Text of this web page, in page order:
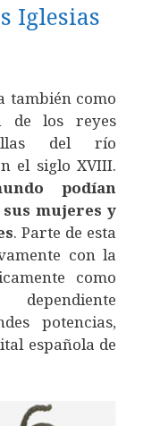
Iglesias
también como
de los reyes
del río
el siglo XVIII.
podían
mujeres y
. Parte de esta
con la
como
potencias,
española de